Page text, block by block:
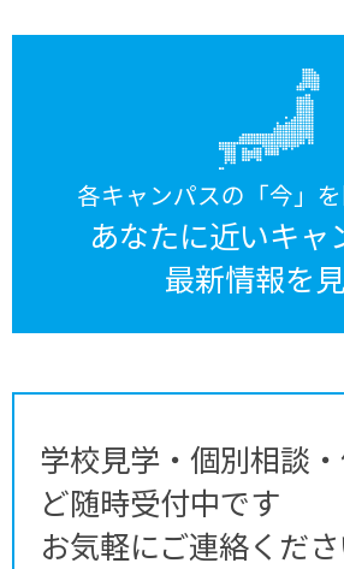
各キャンパスの「今」
あなたに近いキャ
最新情報を
学校見学・個別相談
ど随時受付中です
お気軽にご連絡くだ